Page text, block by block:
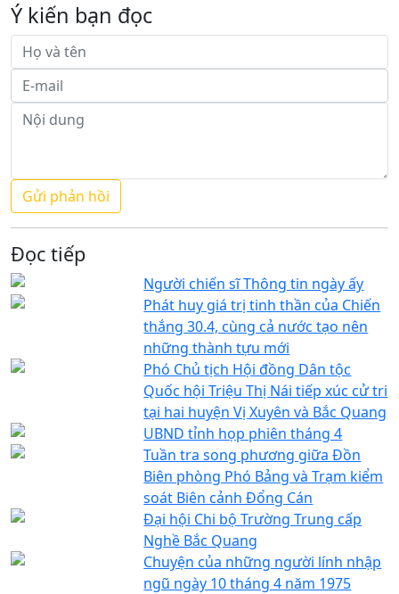
Ý kiến bạn đọc
Đọc tiếp
Người chiến sĩ Thông tin ngày ấy
Phát huy giá trị tinh thần của Chiến
thắng 30.4, cùng cả nước tạo nên
những thành tựu mới
Phó Chủ tịch Hội đồng Dân tộc
Quốc hội Triệu Thị Nái tiếp xúc cử tri
tại hai huyện Vị Xuyên và Bắc Quang
UBND tỉnh họp phiên tháng 4
Tuần tra song phương giữa Đồn
Biên phòng Phó Bảng và Trạm kiểm
soát Biên cảnh Đổng Cán
Đại hội Chi bộ Trường Trung cấp
Nghề Bắc Quang
Chuyện của những người lính nhập
ngũ ngày 10 tháng 4 năm 1975